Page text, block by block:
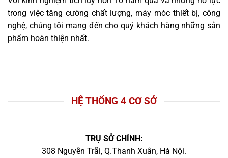
trong việc tăng cường chất lượng, máy móc thiết bị, công
nghệ, chúng tôi mang đến cho quý khách hàng những sản
phẩm hoàn thiện nhất.
HỆ THỐNG 4 CƠ SỞ
TRỤ SỞ CHÍNH:
308 Nguyễn Trãi, Q.Thanh Xuân, Hà Nội.